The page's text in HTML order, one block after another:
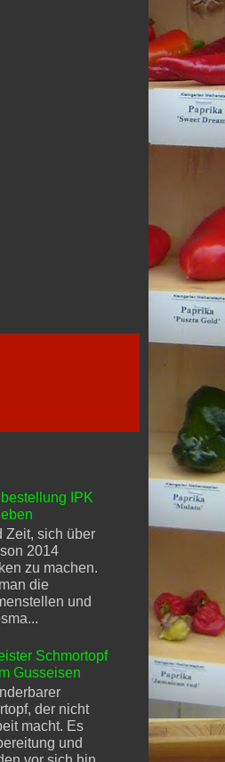
IPK
Zeit, sich über
2014
zu machen.
die
und
Schmortopf
Gusseisen
der nicht
macht. Es
und